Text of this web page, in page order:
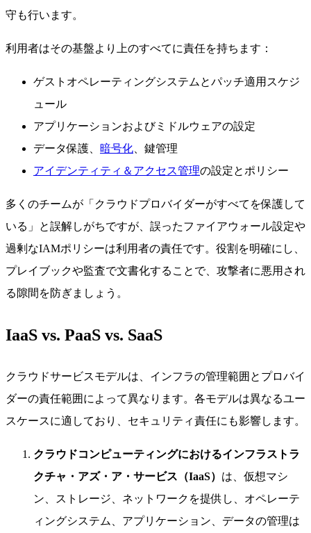
守も行います。
利用者はその基盤より上のすべてに責任を持ちます：
ゲストオペレーティングシステムとパッチ適用スケジ
ュール
アプリケーションおよびミドルウェアの設定
データ保護、 暗号化、鍵管理
アイデンティティ＆アクセス管理の設定とポリシー
多くのチームが「クラウドプロバイダーがすべてを保護して
いる」と誤解しがちですが、誤ったファイアウォール設定や
過剰なIAMポリシーは利用者の責任です。役割を明確にし、
プレイブックや監査で文書化することで、攻撃者に悪用され
る隙間を防ぎましょう。
IaaS vs. PaaS vs. SaaS
クラウドサービスモデルは、インフラの管理範囲とプロバイ
ダーの責任範囲によって異なります。各モデルは異なるユー
スケースに適しており、セキュリティ責任にも影響します。
クラウドコンピューティングにおけるインフラストラ
クチャ・アズ・ア・サービス（IaaS） は、仮想マシ
ン、ストレージ、ネットワークを提供し、オペレーテ
ィングシステム、アプリケーション、データの管理は